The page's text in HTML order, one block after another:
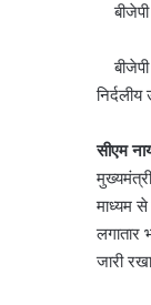
बीजेपी
बीजेपी
सीएम
माध्यम
लगातार
जारी